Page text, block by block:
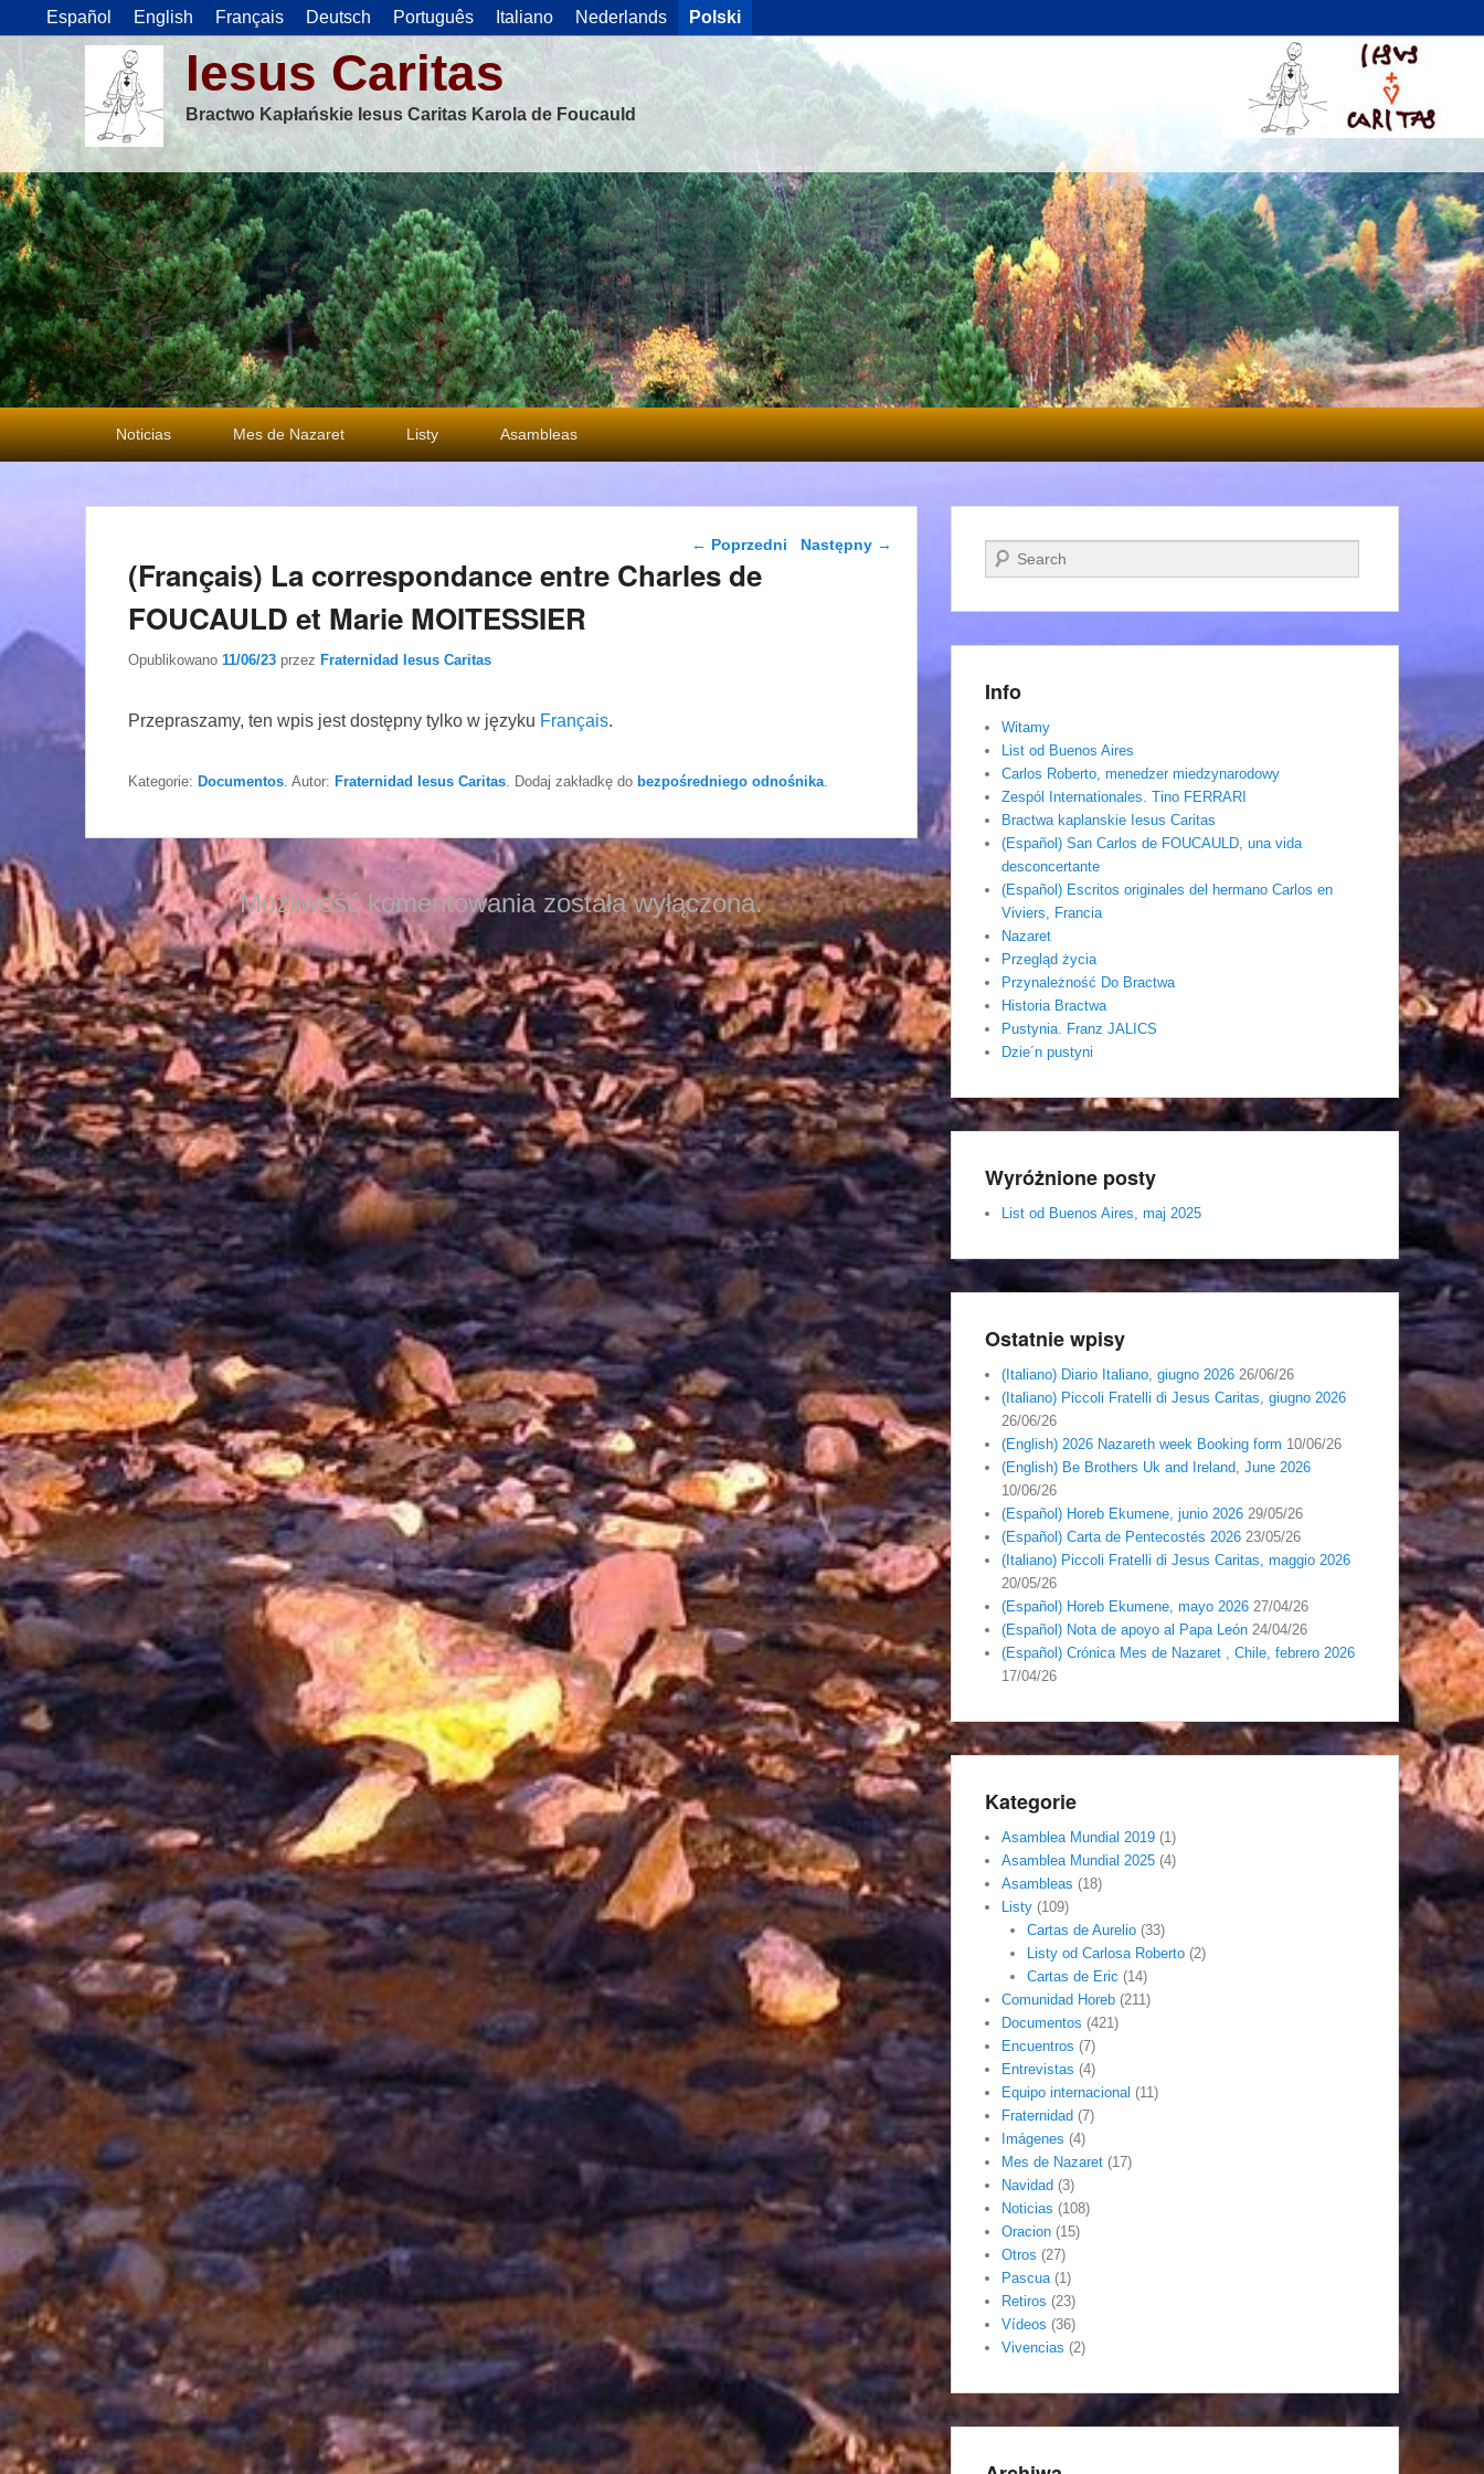
Español English Français Deutsch Português Italiano Nederlands Polski
Iesus Caritas
Bractwo Kapłańskie Iesus Caritas Karola de Foucauld
Menu
główne
Noticias Mes de Nazaret Listy Asambleas
Nawigacja wpisu
← Poprzedni Następny →
(Français) La correspondance entre Charles de
FOUCAULD et Marie MOITESSIER
Opublikowano 11/06/23 przez Fraternidad Iesus Caritas
Przepraszamy, ten wpis jest dostępny tylko w języku Français.
Kategorie: Documentos . Autor: Fraternidad Iesus Caritas . Dodaj zakładkę do bezpośredniego odnośnika
Możliwość komentowania została wyłączona.
Szukaj
Info
Witamy
List od Buenos Aires
Carlos Roberto, menedzer miedzynarodowy
Zespól Internationales. Tino FERRARI
Bractwa kaplanskie Iesus Caritas
(Español) San Carlos de FOUCAULD, una vida
desconcertante
(Español) Escritos originales del hermano Carlos en
Viviers, Francia
Nazaret
Przegląd życia
Przynależność Do Bractwa
Historia Bractwa
Pustynia. Franz JALICS
Dzie´n pustyni
Wyróżnione posty
List od Buenos Aires, maj 2025
Ostatnie wpisy
(Italiano) Diario Italiano, giugno 2026 26/06/26
(Italiano) Piccoli Fratelli di Jesus Caritas, giugno 2026
26/06/26
(English) 2026 Nazareth week Booking form 10/06/26
(English) Be Brothers Uk and Ireland, June 2026
10/06/26
(Español) Horeb Ekumene, junio 2026 29/05/26
(Español) Carta de Pentecostés 2026 23/05/26
(Italiano) Piccoli Fratelli di Jesus Caritas, maggio 2026
20/05/26
(Español) Horeb Ekumene, mayo 2026 27/04/26
(Español) Nota de apoyo al Papa León 24/04/26
(Español) Crónica Mes de Nazaret , Chile, febrero 2026
17/04/26
Kategorie
Asamblea Mundial 2019 (1)
Asamblea Mundial 2025 (4)
Asambleas (18)
Listy (109)
Cartas de Aurelio(33)
Listy od Carlosa Roberto(2)
Cartas de Eric (14)
Comunidad Horeb (211)
Documentos (421)
Encuentros (7)
Entrevistas (4)
Equipo internacional (11)
Fraternidad (7)
Imágenes (4)
Mes de Nazaret (17)
Navidad (3)
Noticias (108)
Oracion (15)
Otros (27)
Pascua(1)
Retiros (23)
Vídeos (36)
Vivencias (2)